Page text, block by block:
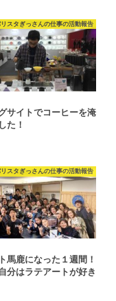
スタぎっさんの仕事の活動報告
サイトでコーヒーを淹
た！
スタぎっさんの仕事の活動報告
馬鹿になった１週間！
分はラテアートが好き